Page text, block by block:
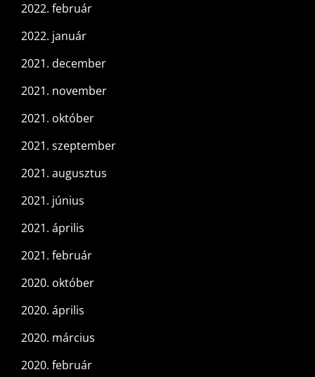
2022. február
2022. január
2021. december
2021. november
2021. október
2021. szeptember
2021. augusztus
2021. június
2021. április
2021. február
2020. október
2020. április
2020. március
2020. február